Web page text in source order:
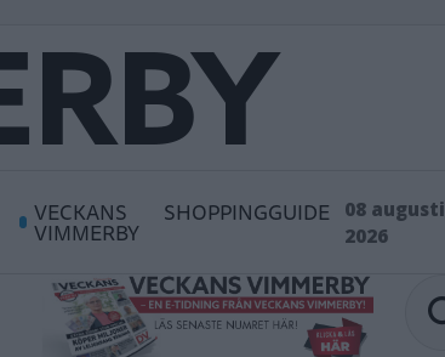
VECKANS
VIMMERBY
SHOPPINGGUIDE
08 augusti
2026